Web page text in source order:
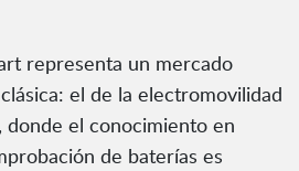
representa un mercado
el de la electromovilidad
donde el conocimiento en
de baterías es